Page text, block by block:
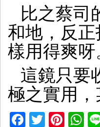
比之蔡司
和地，反
樣用得爽呀
這鏡只要
極之實用
Facebook
Twitter